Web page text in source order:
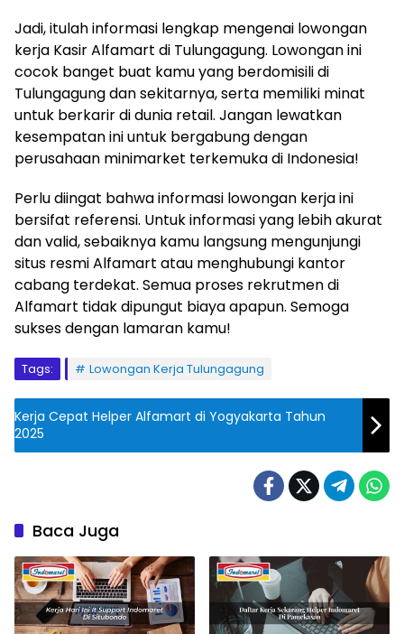
Jadi, itulah informasi lengkap mengenai lowongan
kerja Kasir Alfamart di Tulungagung. Lowongan ini
cocok banget buat kamu yang berdomisili di
Tulungagung dan sekitarnya, serta memiliki minat
untuk berkarir di dunia retail. Jangan lewatkan
kesempatan ini untuk bergabung dengan
perusahaan minimarket terkemuka di Indonesia!
Perlu diingat bahwa informasi lowongan kerja ini
bersifat referensi. Untuk informasi yang lebih akurat
dan valid, sebaiknya kamu langsung mengunjungi
situs resmi Alfamart atau menghubungi kantor
cabang terdekat. Semua proses rekrutmen di
Alfamart tidak dipungut biaya apapun. Semoga
sukses dengan lamaran kamu!
Tags: Lowongan Kerja Tulungagung
Kerja Cepat Helper Alfamart di Yogyakarta Tahun
2025
Baca Juga